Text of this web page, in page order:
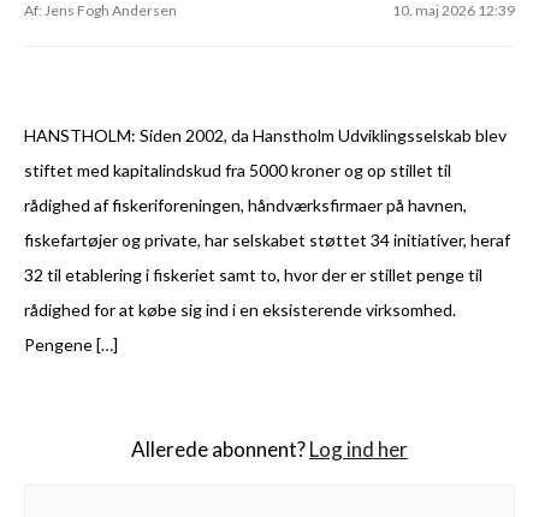
Af: Jens Fogh Andersen 10. maj 2026 12:39
HANSTHOLM: Siden 2002, da Hanstholm Udviklingsselskab blev
stiftet med kapitalindskud fra 5000 kroner og op stillet til
rådighed af fiskeriforeningen, håndværksfirmaer på havnen,
fiskefartøjer og private, har selskabet støttet 34 initiativer, heraf
32 til etablering i fiskeriet samt to, hvor der er stillet penge til
rådighed for at købe sig ind i en eksisterende virksomhed.
Pengene […]
Allerede abonnent?Log ind her